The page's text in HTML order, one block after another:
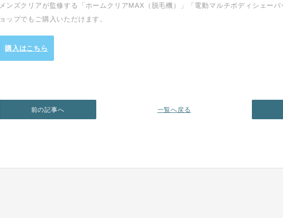
メンズクリアが監修する「ホームクリアMAX（脱毛機）」「電動マルチボディシェー
ョップでもご購入いただけます。
購入はこちら
前の記事へ 一覧へ戻る